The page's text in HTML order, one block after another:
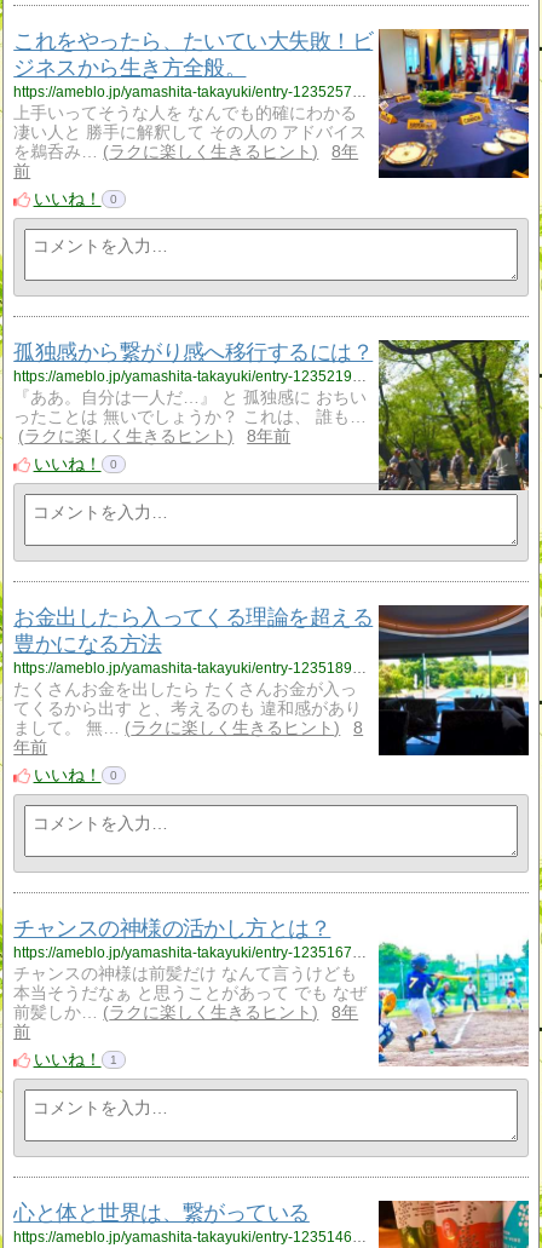
これをやったら、たいてい大失敗！ビ
ジネスから生き方全般。
上手いってそうな人を なんでも的確にわかる
凄い人と 勝手に解釈して その人の アドバイス
を鵜呑み…
ラクに楽しく生きるヒント
8年
前
いいね！
0
孤独感から繋がり感へ移行するには？
‪『ああ。自分は一人だ…』‬ ‪と‬ 孤独感に おちい
ったことは 無いでしょうか？ これは、 誰も…
ラクに楽しく生きるヒント
8年前
いいね！
0
お金出したら入ってくる理論を超える
豊かになる方法
たくさんお金を出したら たくさんお金が入っ
てくるから出す と、考えるのも 違和感があり
まして。 無…
ラクに楽しく生きるヒント
8
年前
いいね！
0
チャンスの神様の活かし方とは？
チャンスの神様は前髪だけ なんて言うけども
本当そうだなぁ と思うことがあって でも なぜ
前髪しか…
ラクに楽しく生きるヒント
8年
前
いいね！
1
心と体と世界は、繋がっている
https://ameblo.jp/yamashita-takayuki/entry-12351464786.html